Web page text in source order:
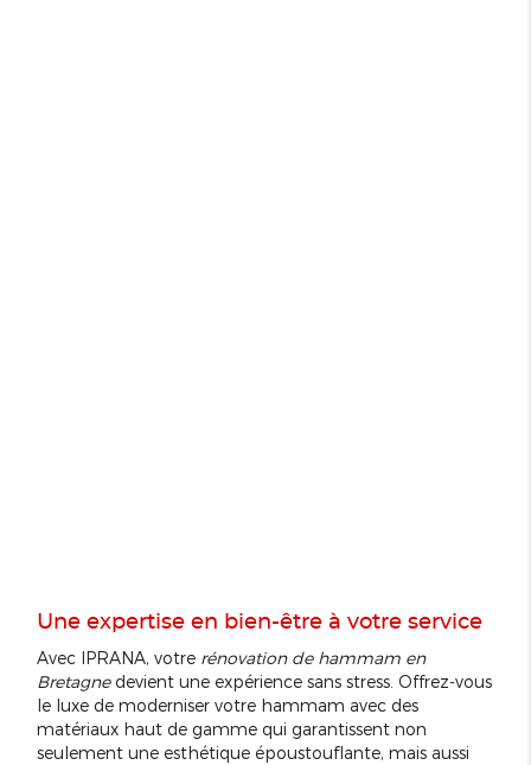
Une expertise en bien-être à votre service
Avec IPRANA, votre rénovation de hammam en
Bretagnedevient une expérience sans stress. Offrez-vous
le luxe de moderniser votre hammam avec des
matériaux haut de gamme qui garantissent non
seulement une esthétique époustouflante, mais aussi